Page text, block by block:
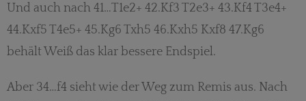
Und auch nach 41…T1e2+ 42.Kf3 T2e3+ 43.Kf4 T3e4+
44.Kxf5 T4e5+ 45.Kg6 Txh5 46.Kxh5 Kxf8 47.Kg6
behält Weiß das klar bessere Endspiel.
Aber 34…f4 sieht wie der Weg zum Remis aus. Nach